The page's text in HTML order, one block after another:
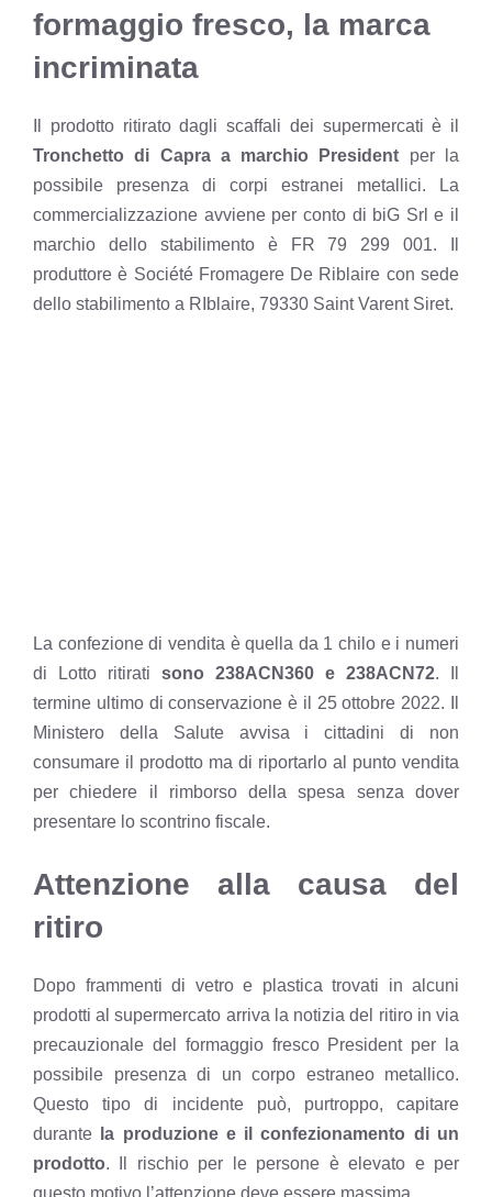
formaggio fresco, la marca
incriminata
Il prodotto ritirato dagli scaffali dei supermercati è il
Tronchetto di Capra a marchio President per la
possibile presenza di corpi estranei metallici. La
commercializzazione avviene per conto di biG Srl e il
marchio dello stabilimento è FR 79 299 001. Il
produttore è Société Fromagere De Riblaire con sede
dello stabilimento a RIblaire, 79330 Saint Varent Siret.
La confezione di vendita è quella da 1 chilo e i numeri
di Lotto ritirati sono 238ACN360 e 238ACN72. Il
termine ultimo di conservazione è il 25 ottobre 2022. Il
Ministero della Salute avvisa i cittadini di non
consumare il prodotto ma di riportarlo al punto vendita
per chiedere il rimborso della spesa senza dover
presentare lo scontrino fiscale.
Attenzione alla causa del
ritiro
Dopo frammenti di vetro e plastica trovati in alcuni
prodotti al supermercato arriva la notizia del ritiro in via
precauzionale del formaggio fresco President per la
possibile presenza di un corpo estraneo metallico.
Questo tipo di incidente può, purtroppo, capitare
durante
la produzione e il confezionamento di un
prodotto. Il rischio per le persone è elevato e per
questo motivo l’attenzione deve essere massima.